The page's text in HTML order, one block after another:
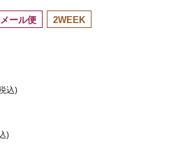
メール便 2WEEK